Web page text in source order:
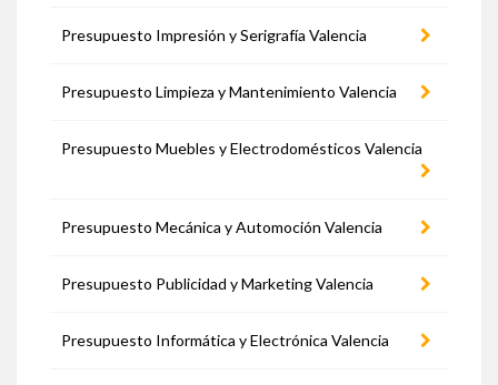
Presupuesto Impresión y Serigrafía Valencia
Presupuesto Limpieza y Mantenimiento Valencia
Presupuesto Muebles y Electrodomésticos Valencia
Presupuesto Mecánica y Automoción Valencia
Presupuesto Publicidad y Marketing Valencia
Presupuesto Informática y Electrónica Valencia